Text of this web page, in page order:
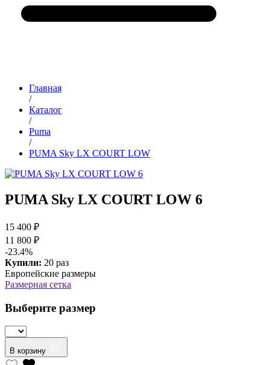
Главная
/
Каталог
/
Puma
/
PUMA Sky LX COURT LOW
PUMA Sky LX COURT LOW 6
15 400 ₽
11 800 ₽
-23.4%
Купили: 20 раз
Европейские размеры
Размерная сетка
Выберите размер
В корзину